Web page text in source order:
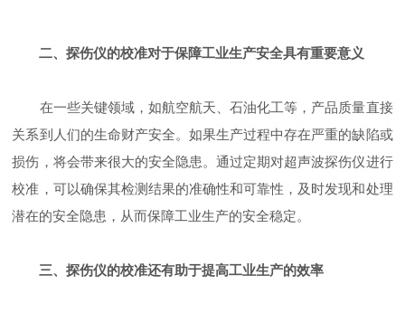
二、探伤仪的校准对于保障工业生产安全具有重要意义
在一些关键领域，如航空航天、石油化工等，产品质量直接
关系到人们的生命财产安全。如果生产过程中存在严重的缺陷或
损伤，将会带来很大的安全隐患。通过定期对超声波探伤仪进行
校准，可以确保其检测结果的准确性和可靠性，及时发现和处理
潜在的安全隐患，从而保障工业生产的安全稳定。
三、探伤仪的校准还有助于提高工业生产的效率